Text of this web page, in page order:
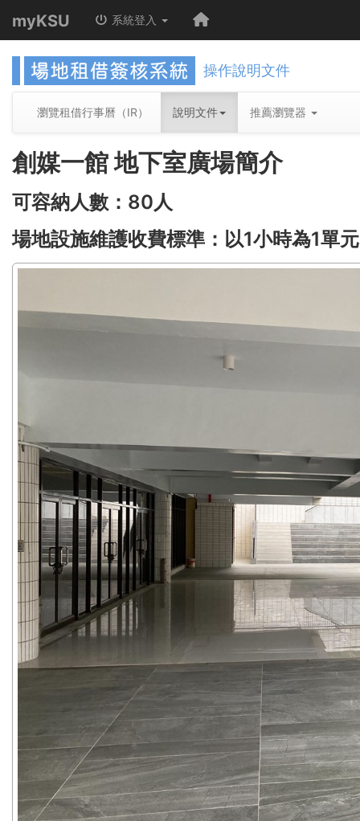
myKSU 系統登入
操作說明文件
瀏覽租借行事曆（IR） 說明文件 推薦瀏覽器
創媒一館 地下室廣場簡介
可容納人數：80人
場地設施維護收費標準：以1小時為1單